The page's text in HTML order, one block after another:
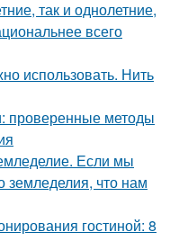
так и однолетние,
всего
использовать. Нить
проверенные методы
Если мы
земледелия, что нам
гостиной: 8